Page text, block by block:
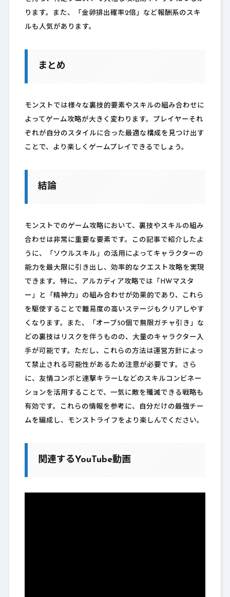
ります。また、「金卵排出確率2倍」など報酬系のスキ
ルも人気があります。
まとめ
モンストでは様々な裏技的要素やスキルの組み合わせに
よってゲーム攻略が大きく変わります。プレイヤーそれ
ぞれが自分のスタイルに合った最適な構成を見つけ出す
ことで、より楽しくゲームプレイできるでしょう。
結論
モンストでのゲーム攻略において、裏技やスキルの組み
合わせは非常に重要な要素です。この記事で紹介したよ
うに、「ソウルスキル」の活用によってキャラクターの
能力を最大限に引き出し、効率的なクエスト攻略を実現
できます。特に、アルカディア攻略では「HWマスタ
ー」と「精神力」の組み合わせが効果的であり、これら
を駆使することで難易度の高いステージもクリアしやす
くなります。また、「オーブ50個で無限ガチャ引き」な
どの裏技はリスクを伴うものの、大量のキャラクター入
手が可能です。ただし、これらの方法は運営方針によっ
て禁止される可能性があるため注意が必要です。さら
に、友情コンボと連撃キラーLなどのスキルコンビネー
ションを活用することで、一気に敵を殲滅できる戦略も
有効です。これらの情報を参考に、自分だけの最強チー
ムを編成し、モンストライフをより楽しんでください。
関連するYouTube動画